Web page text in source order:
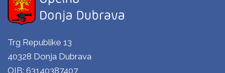
Trg Republike 13
40328 Donja Dubrava
OIB: 63140387407